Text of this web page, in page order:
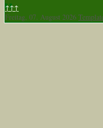
↑↑↑
Freitag, 07. August 2026